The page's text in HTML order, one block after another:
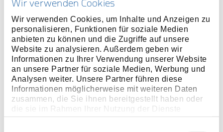
Wir verwenden Cookies
Wir verwenden Cookies, um Inhalte und Anzeigen zu
personalisieren, Funktionen für soziale Medien
anbieten zu können und die Zugriffe auf unsere
Website zu analysieren. Außerdem geben wir
Informationen zu Ihrer Verwendung unserer Website
an unsere Partner für soziale Medien, Werbung und
Analysen weiter. Unsere Partner führen diese
Informationen möglicherweise mit weiteren Daten
zusammen, die Sie ihnen bereitgestellt haben oder
die sie im Rahmen Ihrer Nutzung der Dienste
gesammelt haben. Unsere vollständige
Kopf und Stiel aus einem Stück geschmiedet,
nahezu unzerbrechlich
Ergonomischer 2-Komponenten Handgriff
Ausgewogene Gewichtsverteilung für eine hohe
Schlagkraft
Ermüdungsfreies Arbeiten durch neues Anti-
Vibrationssystem
Durchgehender Schaft bis zum Griffende